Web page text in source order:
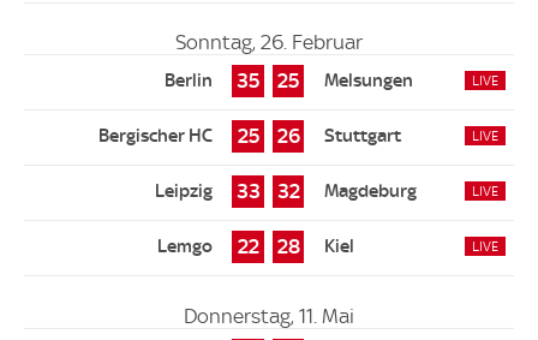
Sonntag, 26. Februar
35
25
25 26
33 32
22 28
Donnerstag, 11. Mai